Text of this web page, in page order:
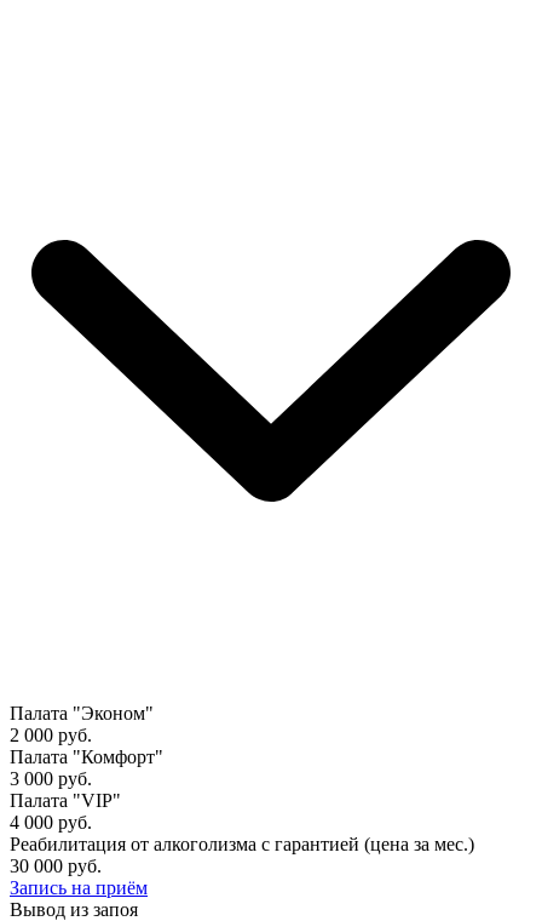
Палата "Эконом"
2 000 руб.
Палата "Комфорт"
3 000 руб.
Палата "VIP"
4 000 руб.
Реабилитация от алкоголизма с гарантией (цена за мес.)
30 000 руб.
Запись на приём
Вывод из запоя